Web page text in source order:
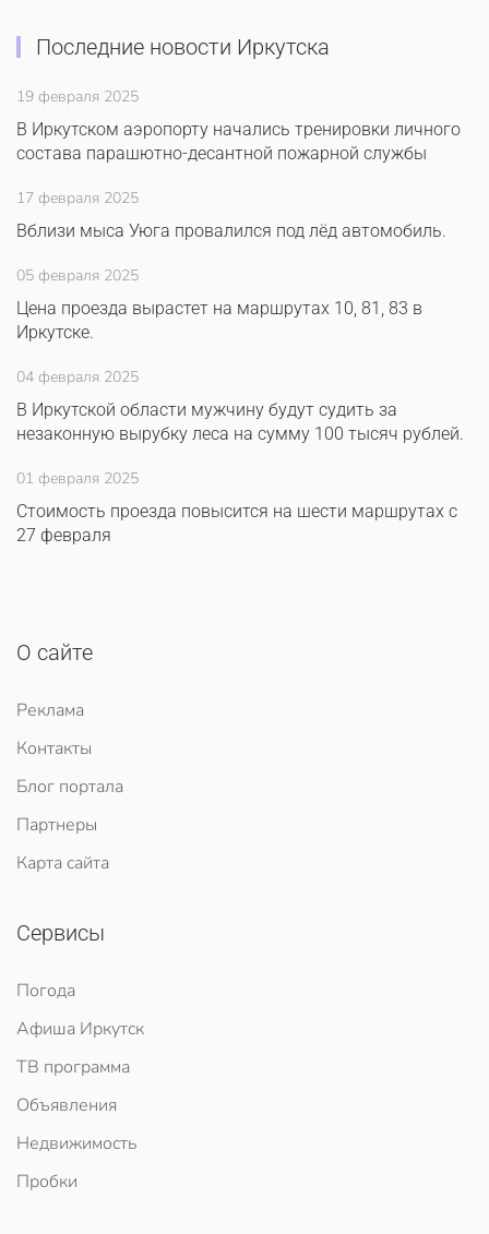
Последние новости Иркутска
19 февраля 2025
В Иркутском аэропорту начались тренировки личного
состава парашютно-десантной пожарной службы
17 февраля 2025
Вблизи мыса Уюга провалился под лёд автомобиль.
05 февраля 2025
Цена проезда вырастет на маршрутах 10, 81, 83 в
Иркутске.
04 февраля 2025
В Иркутской области мужчину будут судить за
незаконную вырубку леса на сумму 100 тысяч рублей.
01 февраля 2025
Стоимость проезда повысится на шести маршрутах с
27 февраля
О сайте
Реклама
Контакты
Блог портала
Партнеры
Карта сайта
Сервисы
Погода
Афиша Иркутск
ТВ программа
Объявления
Недвижимость
Пробки